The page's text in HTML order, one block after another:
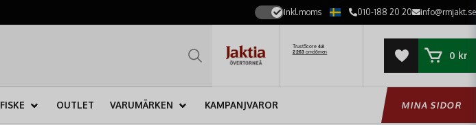
Inkl.moms 010-188 20 20 info@rmjakt.se
0 kr
FISKE OUTLET VARUMÄRKEN KAMPANJVAROR MINA SIDOR